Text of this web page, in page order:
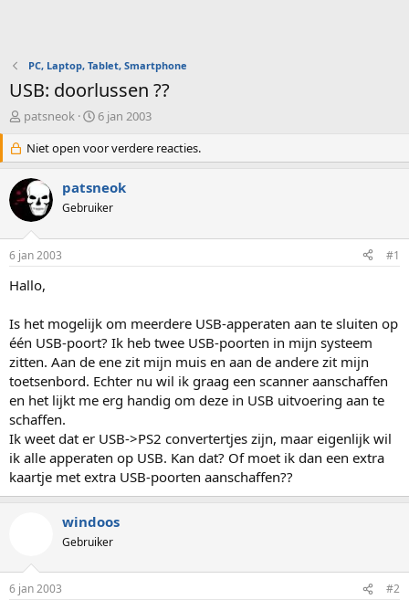
PC, Laptop, Tablet, Smartphone
USB: doorlussen ??
O
d
e
r
w
s
t
a
t
e
r
patsneok
S
a
r
d
a
m
6 jan 2003
Niet open voor verdere reacties.
patsneok
Gebruiker
6 jan 2003 #1
Hallo,
Is het mogelijk om meerdere USB-apperaten aan te sluiten op
één USB-poort? Ik heb twee USB-poorten in mijn systeem
zitten. Aan de ene zit mijn muis en aan de andere zit mijn
toetsenbord. Echter nu wil ik graag een scanner aanschaffen
en het lijkt me erg handig om deze in USB uitvoering aan te
schaffen.
Ik weet dat er USB->PS2 convertertjes zijn, maar eigenlijk wil
ik alle apperaten op USB. Kan dat? Of moet ik dan een extra
kaartje met extra USB-poorten aanschaffen??
windoos
Gebruiker
6 jan 2003 #2